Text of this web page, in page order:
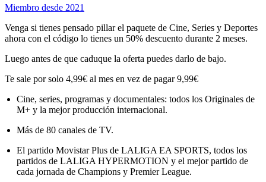
Miembro desde 2021
Venga si tienes pensado pillar el paquete de Cine, Series y Deportes
ahora con el código lo tienes un 50% descuento durante 2 meses.
Luego antes de que caduque la oferta puedes darlo de bajo.
Te sale por solo 4,99€ al mes en vez de pagar 9,99€
Cine, series, programas y documentales: todos los Originales de
M+ y la mejor producción internacional.
Más de 80 canales de TV.
El partido Movistar Plus de LALIGA EA SPORTS, todos los
partidos de LALIGA HYPERMOTION y el mejor partido de
cada jornada de Champions y Premier League.